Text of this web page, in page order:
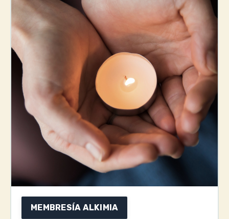
MEMBRESÍA ALKIMIA